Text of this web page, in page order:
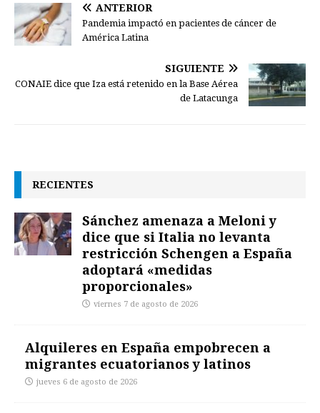
ANTERIOR
Pandemia impactó en pacientes de cáncer de
América Latina
SIGUIENTE
CONAIE dice que Iza está retenido en la Base Aérea
de Latacunga
RECIENTES
Sánchez amenaza a Meloni y
dice que si Italia no levanta
restricción Schengen a España
adoptará «medidas
proporcionales»
viernes 7 de agosto de 2026
Alquileres en España empobrecen a
migrantes ecuatorianos y latinos
jueves 6 de agosto de 2026